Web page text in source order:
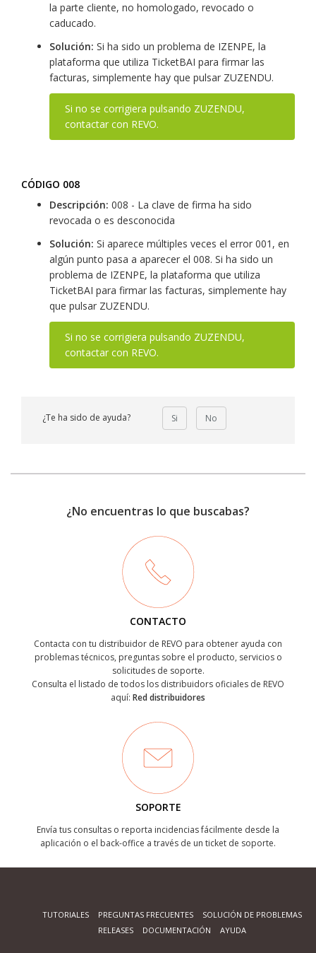
la parte cliente, no homologado, revocado o
caducado.
Solución: Si ha sido un problema de IZENPE, la
plataforma que utiliza TicketBAI para firmar las
facturas, simplemente hay que pulsar ZUZENDU.
Si no se corrigiera pulsando ZUZENDU,
contactar con REVO.
CÓDIGO 008
Descripción: 008 - La clave de firma ha sido
revocada o es desconocida
Solución: Si aparece múltiples veces el error 001, en
algún punto pasa a aparecer el 008. Si ha sido un
problema de IZENPE, la plataforma que utiliza
TicketBAI para firmar las facturas, simplemente hay
que pulsar ZUZENDU.
Si no se corrigiera pulsando ZUZENDU,
contactar con REVO.
¿Te ha sido de ayuda? Si No
¿No encuentras lo que buscabas?
CONTACTO
Contacta con tu distribuidor de REVO para obtener ayuda con
problemas técnicos, preguntas sobre el producto, servicios o
solicitudes de soporte.
Consulta el listado de todos los distribuidors oficiales de REVO
aquí: Red distribuidores
SOPORTE
Envía tus consultas o reporta incidencias fácilmente desde la
aplicación o el back-office a través de un ticket de soporte.
TUTORIALES PREGUNTAS FRECUENTES
SOLUCIÓN DE PROBLEMAS
RELEASES
DOCUMENTACIÓN AYUDA